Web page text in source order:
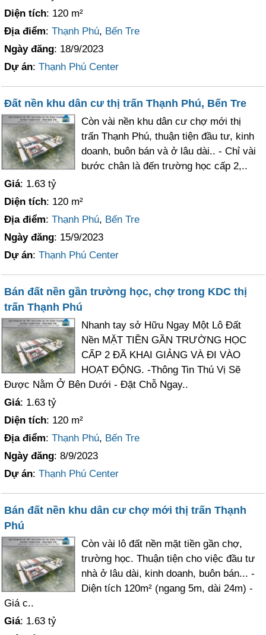
Diện tích: 120 m²
Địa điểm:Thạnh Phú, Bến Tre
Ngày đăng: 18/9/2023
Dự án:Thạnh Phú Center
Đất nền khu dân cư thị trấn Thạnh Phú, Bến Tre
Còn vài nền khu dân cư chợ mới thị
trấn Thạnh Phú, thuận tiện đầu tư, kinh
doanh, buôn bán và ở lâu dài.. - Chỉ vài
bước chân là đến trường học cấp 2,..
Giá: 1.63 tỷ
Diện tích: 120 m²
Địa điểm:Thạnh Phú, Bến Tre
Ngày đăng: 15/9/2023
Dự án:Thạnh Phú Center
Bán đất nền gần trường học, chợ trong KDC thị
trấn Thạnh Phú
Nhanh tay sở Hữu Ngay Một Lô Đất
Nền MẶT TIỀN GẦN TRƯỜNG HỌC
CẤP 2 ĐÃ KHAI GIẢNG VÀ ĐI VÀO
HOẠT ĐỘNG. -Thông Tin Thú Vị Sẽ
Được Nằm Ở Bên Dưới - Đặt Chỗ Ngay..
Giá: 1.63 tỷ
Diện tích: 120 m²
Địa điểm:Thạnh Phú, Bến Tre
Ngày đăng: 8/9/2023
Dự án:Thạnh Phú Center
Bán đất nền khu dân cư chợ mới thị trấn Thạnh
Phú
Còn vài lô đất nền mặt tiền gần chợ,
trường học. Thuận tiện cho việc đầu tư
nhà ở lâu dài, kinh doanh, buôn bán... -
Diện tích 120m² (ngang 5m, dài 24m) -
Giá c..
Giá: 1.63 tỷ